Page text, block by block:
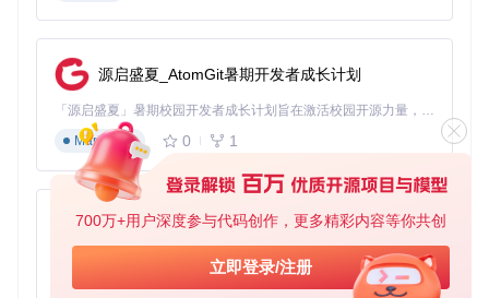
700万+用户深度参与代码创作，更多精彩内容等你共创
立即登录/注册
核心流程：世界转换基础操作指南
图形界面操作流程
如果您下载的是带有Electron前端的版本，可通过以下步骤完
成转换：
Step 1: 启动应用程序，打开Chunker图形界面 Step 2: 点
击"选择源世界"按钮，导航至您的Minecraft世界文件夹 Step
3: 在右侧面板选择目标格式和版本 Step 4: 指定输出目录，建
议创建新文件夹以避免覆盖原始文件 Step 5: 点击"开始转
换"按钮，等待进度条完成
源启盛夏_AtomGit暑期开发者成长计划
「源启盛夏」暑期校园开发者成长计划旨在激活校园开源力量，通过积分激励、认证扶持、资源倾斜等形式，引导高校组织和开发者完成「入驻 — 建项目 — 做贡献 — 获认证 — 得资源」的完整闭环。无论你是想带领社团入驻平台的组织者，还是希望用代码贡献证明自己的开发者，都能在这里找到属于你的成长路径。
Markdown
0 1
py-xiaozhi
基于Python的Xiaozhi AI，适用于想要完整Xiaozhi体验而无需拥有专用硬件的用户。
Python
0 1